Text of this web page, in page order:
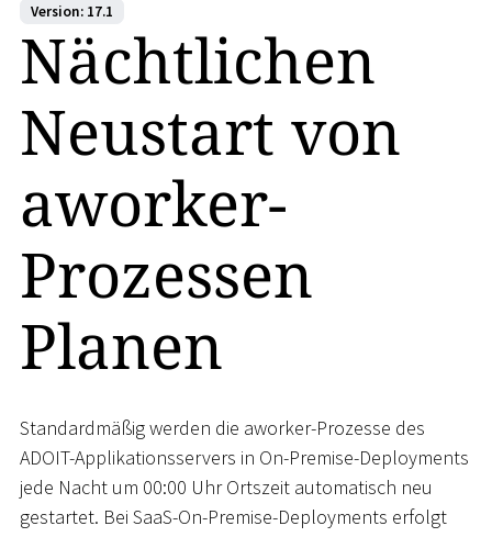
Version: 17.1
Nächtlichen
Neustart von
aworker-
Prozessen
Planen
Standardmäßig werden die aworker-Prozesse des
ADOIT-Applikationsservers in On-Premise-Deployments
jede Nacht um 00:00 Uhr Ortszeit automatisch neu
gestartet. Bei SaaS-On-Premise-Deployments erfolgt